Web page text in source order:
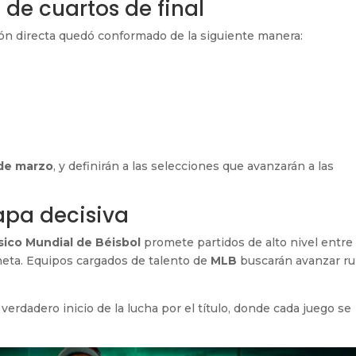
cuartos de final
directa quedó conformado de la siguiente manera:
marzo, y definirán a las selecciones que avanzarán a las
decisiva
Mundial de Béisbol promete partidos de alto nivel entre
Equipos cargados de talento de MLB buscarán avanzar
inicio de la lucha por el título, donde cada juego se